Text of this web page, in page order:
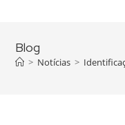
content
Blog
> Notícias >